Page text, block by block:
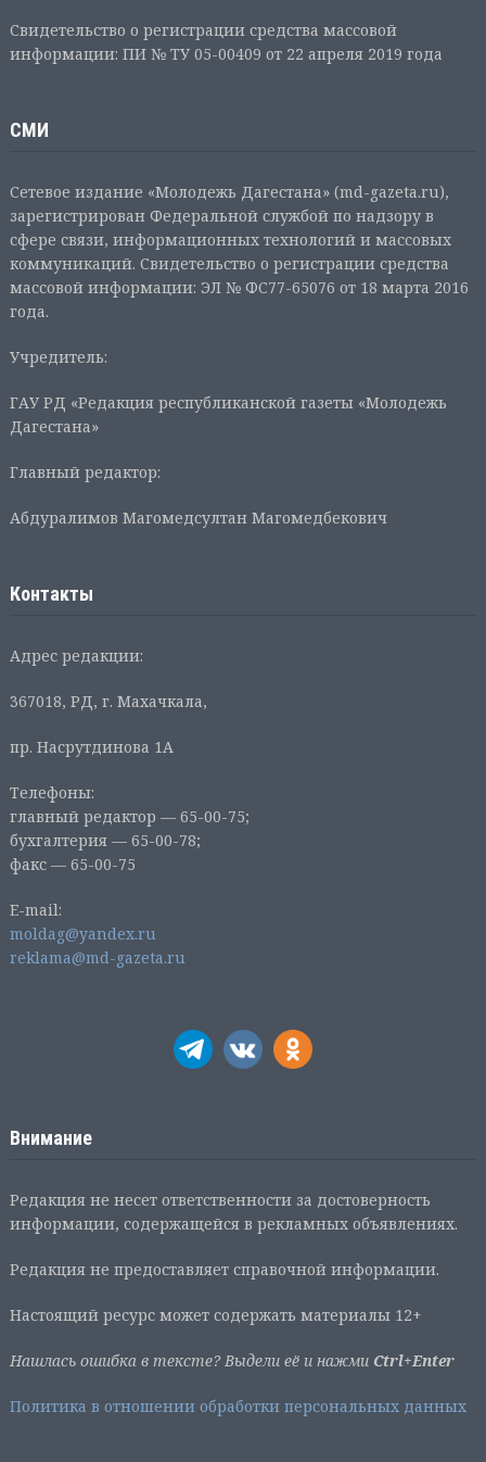
Свидетельство о регистрации средства массовой
информации: ПИ № ТУ 05-00409 от 22 апреля 2019 года
СМИ
Сетевое издание «Молодежь Дагестана» (md-gazeta.ru),
зарегистрирован Федеральной службой по надзору в
сфере связи, информационных технологий и массовых
коммуникаций. Свидетельство о регистрации средства
массовой информации: ЭЛ № ФС77-65076 от 18 марта 2016
года.
Учредитель:
ГАУ РД «Редакция республиканской газеты «Молодежь
Дагестана»
Главный редактор:
Абдуралимов Магомедсултан Магомедбекович
Контакты
Адрес редакции:
367018, РД, г. Махачкала,
пр. Насрутдинова 1А
Телефоны:
главный редактор — 65-00-75;
бухгалтерия — 65-00-78;
факс — 65-00-75
E-mail:
moldag@yandex.ru
reklama@md-gazeta.ru
Внимание
Редакция не несет ответственности за достоверность
информации, содержащейся в рекламных объявлениях.
Редакция не предоставляет справочной информации.
Настоящий ресурс может содержать материалы 12+
Нашлась ошибка в тексте? Выдели её и нажми Ctrl+Enter
Политика в отношении обработки персональных данных